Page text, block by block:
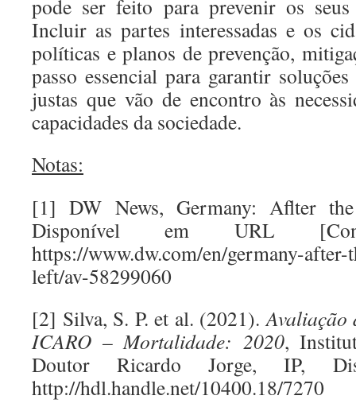
pode ser feito para prevenir os
Incluir as partes interessadas e os
políticas e planos de prevenção,
passo essencial para garantir
justas que vão de encontro às
capacidades da sociedade.
Notas:
[1] DW News, Germany: Aflter
Disponível em URL
https://www.dw.com/en/germany-
left/av-58299060
[2] Silva, S. P. et al. (2021).Avaliação
ICARO – Mortalidade: 2020,
Doutor Ricardo Jorge, IP,
http://hdl.handle.net/10400.18/7270